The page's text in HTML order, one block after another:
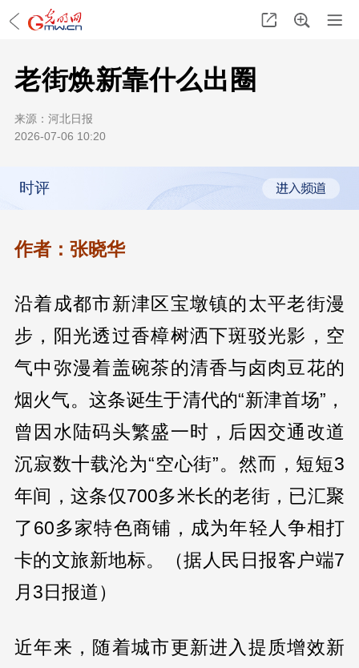
老街焕新靠什么出圈
来源： 河北日报
2026-07-06 10:20
时评
作者：张晓华
沿着成都市新津区宝墩镇的太平老街漫
步，阳光透过香樟树洒下斑驳光影，空
气中弥漫着盖碗茶的清香与卤肉豆花的
烟火气。这条诞生于清代的“新津首场”，
曾因水陆码头繁盛一时，后因交通改道
沉寂数十载沦为“空心街”。然而，短短3
年间，这条仅700多米长的老街，已汇聚
了60多家特色商铺，成为年轻人争相打
卡的文旅新地标。（据人民日报客户端7
月3日报道）
近年来，随着城市更新进入提质增效新